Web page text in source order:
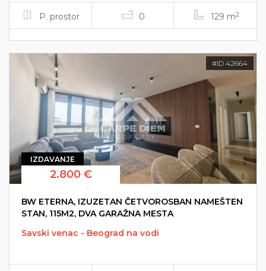
P. prostor 0 129 m2
#ID 42664
IZDAVANJE
2.800 €
BW ETERNA, IZUZETAN ČETVOROSBAN NAMEŠTEN
STAN, 115M2, DVA GARAŽNA MESTA
Savski venac - Beograd na vodi